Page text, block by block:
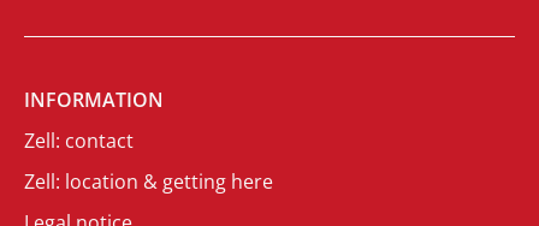
INFORMATION
Zell: contact
Zell: location & getting here